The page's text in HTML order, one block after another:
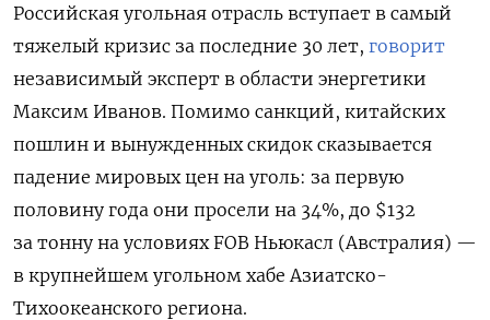
Российская угольная отрасль вступает в самый
тяжелый кризис за последние 30 лет, говорит
независимый эксперт в области энергетики
Максим Иванов. Помимо санкций, китайских
пошлин и вынужденных скидок сказывается
падение мировых цен на уголь: за первую
половину года они просели на 34%, до $132
за тонну на условиях FOB Ньюкасл (Австралия) —
в крупнейшем угольном хабе Азиатско-
Тихоокеанского региона.